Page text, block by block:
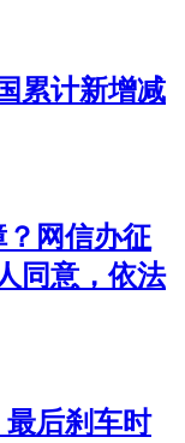
累计新增减
网信办征
同意，依法
最后刹车时